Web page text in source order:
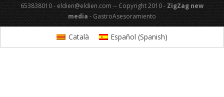
653838010 - eldien@eldien.com -- Copyright 2010 -ZigZag new
media- GastroAsesoramiento
Català Español (Spanish)